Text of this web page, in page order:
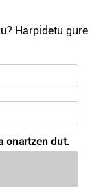
Harpidetu gure
onartzen dut.